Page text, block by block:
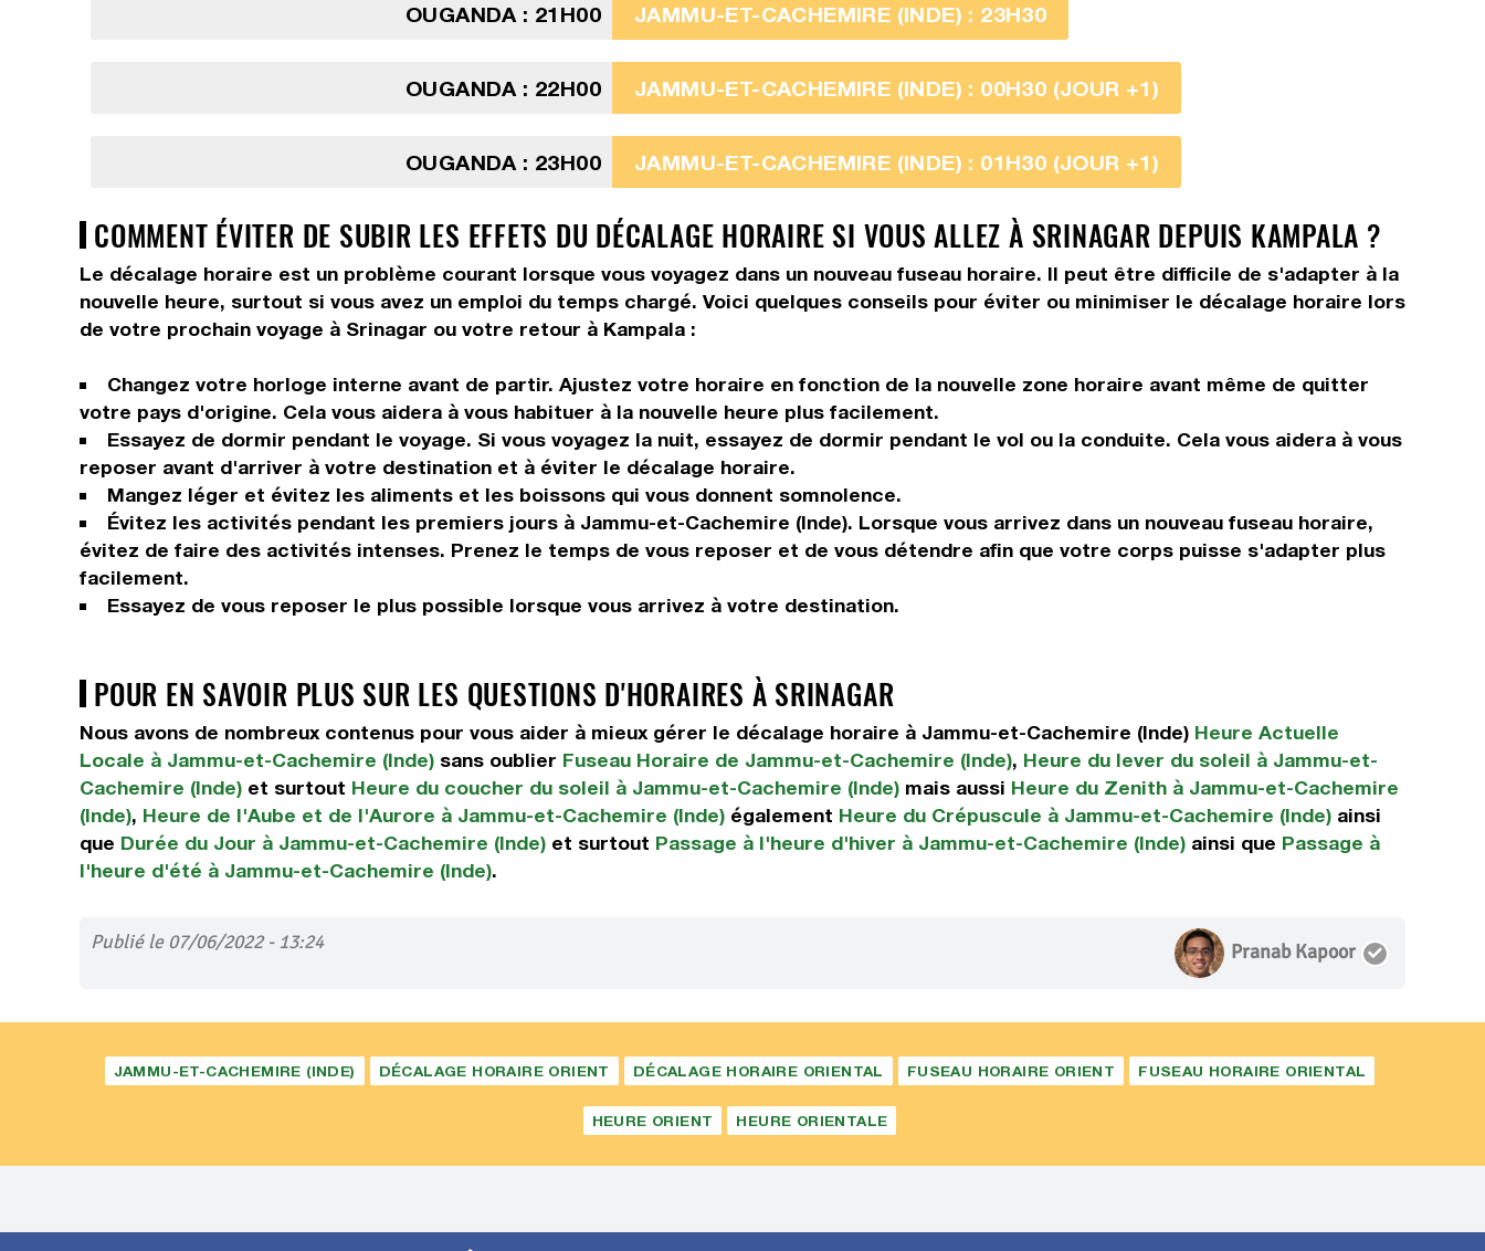
OUGANDA : 21H00 JAMMU-ET-CACHEMIRE (INDE) : 23H30
OUGANDA : 22H00 JAMMU-ET-CACHEMIRE (INDE) : 00H30 (JOUR +1)
OUGANDA : 23H00 JAMMU-ET-CACHEMIRE (INDE) : 01H30 (JOUR +1)
COMMENT ÉVITER DE SUBIR LES EFFETS DU DÉCALAGE HORAIRE SI VOUS ALLEZ À SRINAGAR DEPUIS KAMPALA ?
Le décalage horaire est un problème courant lorsque vous voyagez dans un nouveau fuseau horaire. Il peut être difficile de s'adapter à la
nouvelle heure, surtout si vous avez un emploi du temps chargé. Voici quelques conseils pour éviter ou minimiser le décalage horaire lors
de votre prochain voyage à Srinagar ou votre retour à Kampala :
Changez votre horloge interne avant de partir. Ajustez votre horaire en fonction de la nouvelle zone horaire avant même de quitter
votre pays d'origine. Cela vous aidera à vous habituer à la nouvelle heure plus facilement.
Essayez de dormir pendant le voyage. Si vous voyagez la nuit, essayez de dormir pendant le vol ou la conduite. Cela vous aidera à vous
reposer avant d'arriver à votre destination et à éviter le décalage horaire.
Mangez léger et évitez les aliments et les boissons qui vous donnent somnolence.
Évitez les activités pendant les premiers jours à Jammu-et-Cachemire (Inde). Lorsque vous arrivez dans un nouveau fuseau horaire,
évitez de faire des activités intenses. Prenez le temps de vous reposer et de vous détendre afin que votre corps puisse s'adapter plus
facilement.
Essayez de vous reposer le plus possible lorsque vous arrivez à votre destination.
POUR EN SAVOIR PLUS SUR LES QUESTIONS D'HORAIRES À SRINAGAR
Nous avons de nombreux contenus pour vous aider à mieux gérer le décalage horaire à Jammu-et-Cachemire (Inde) Heure Actuelle
Locale à Jammu-et-Cachemire (Inde) sans oublier Fuseau Horaire de Jammu-et-Cachemire (Inde), Heure du lever du soleil à Jammu-et-
Cachemire (Inde) et surtout Heure du coucher du soleil à Jammu-et-Cachemire (Inde) mais aussi Heure du Zenith à Jammu-et-Cachemire
(Inde), Heure de l'Aube et de l'Aurore à Jammu-et-Cachemire (Inde) également Heure du Crépuscule à Jammu-et-Cachemire (Inde) ainsi
que Durée du Jour à Jammu-et-Cachemire (Inde) et surtout Passage à l'heure d'hiver à Jammu-et-Cachemire (Inde) ainsi que Passage à
l'heure d'été à Jammu-et-Cachemire (Inde).
Publié le 07/06/2022 - 13:24 Pranab Kapoor
JAMMU-ET-CACHEMIRE (INDE) DÉCALAGE HORAIRE ORIENT DÉCALAGE HORAIRE ORIENTAL FUSEAU HORAIRE ORIENT FUSEAU HORAIRE ORIENTAL
HEURE ORIENT HEURE ORIENTALE